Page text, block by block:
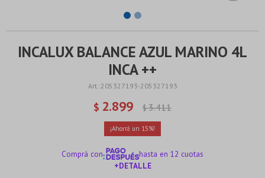
INCALUX BALANCE AZUL MARINO 4L
INCA ++
205327193-205327193
$ 2.899 $3.411
15
Comprá con
hasta en 12 cuotas
+DETALLE